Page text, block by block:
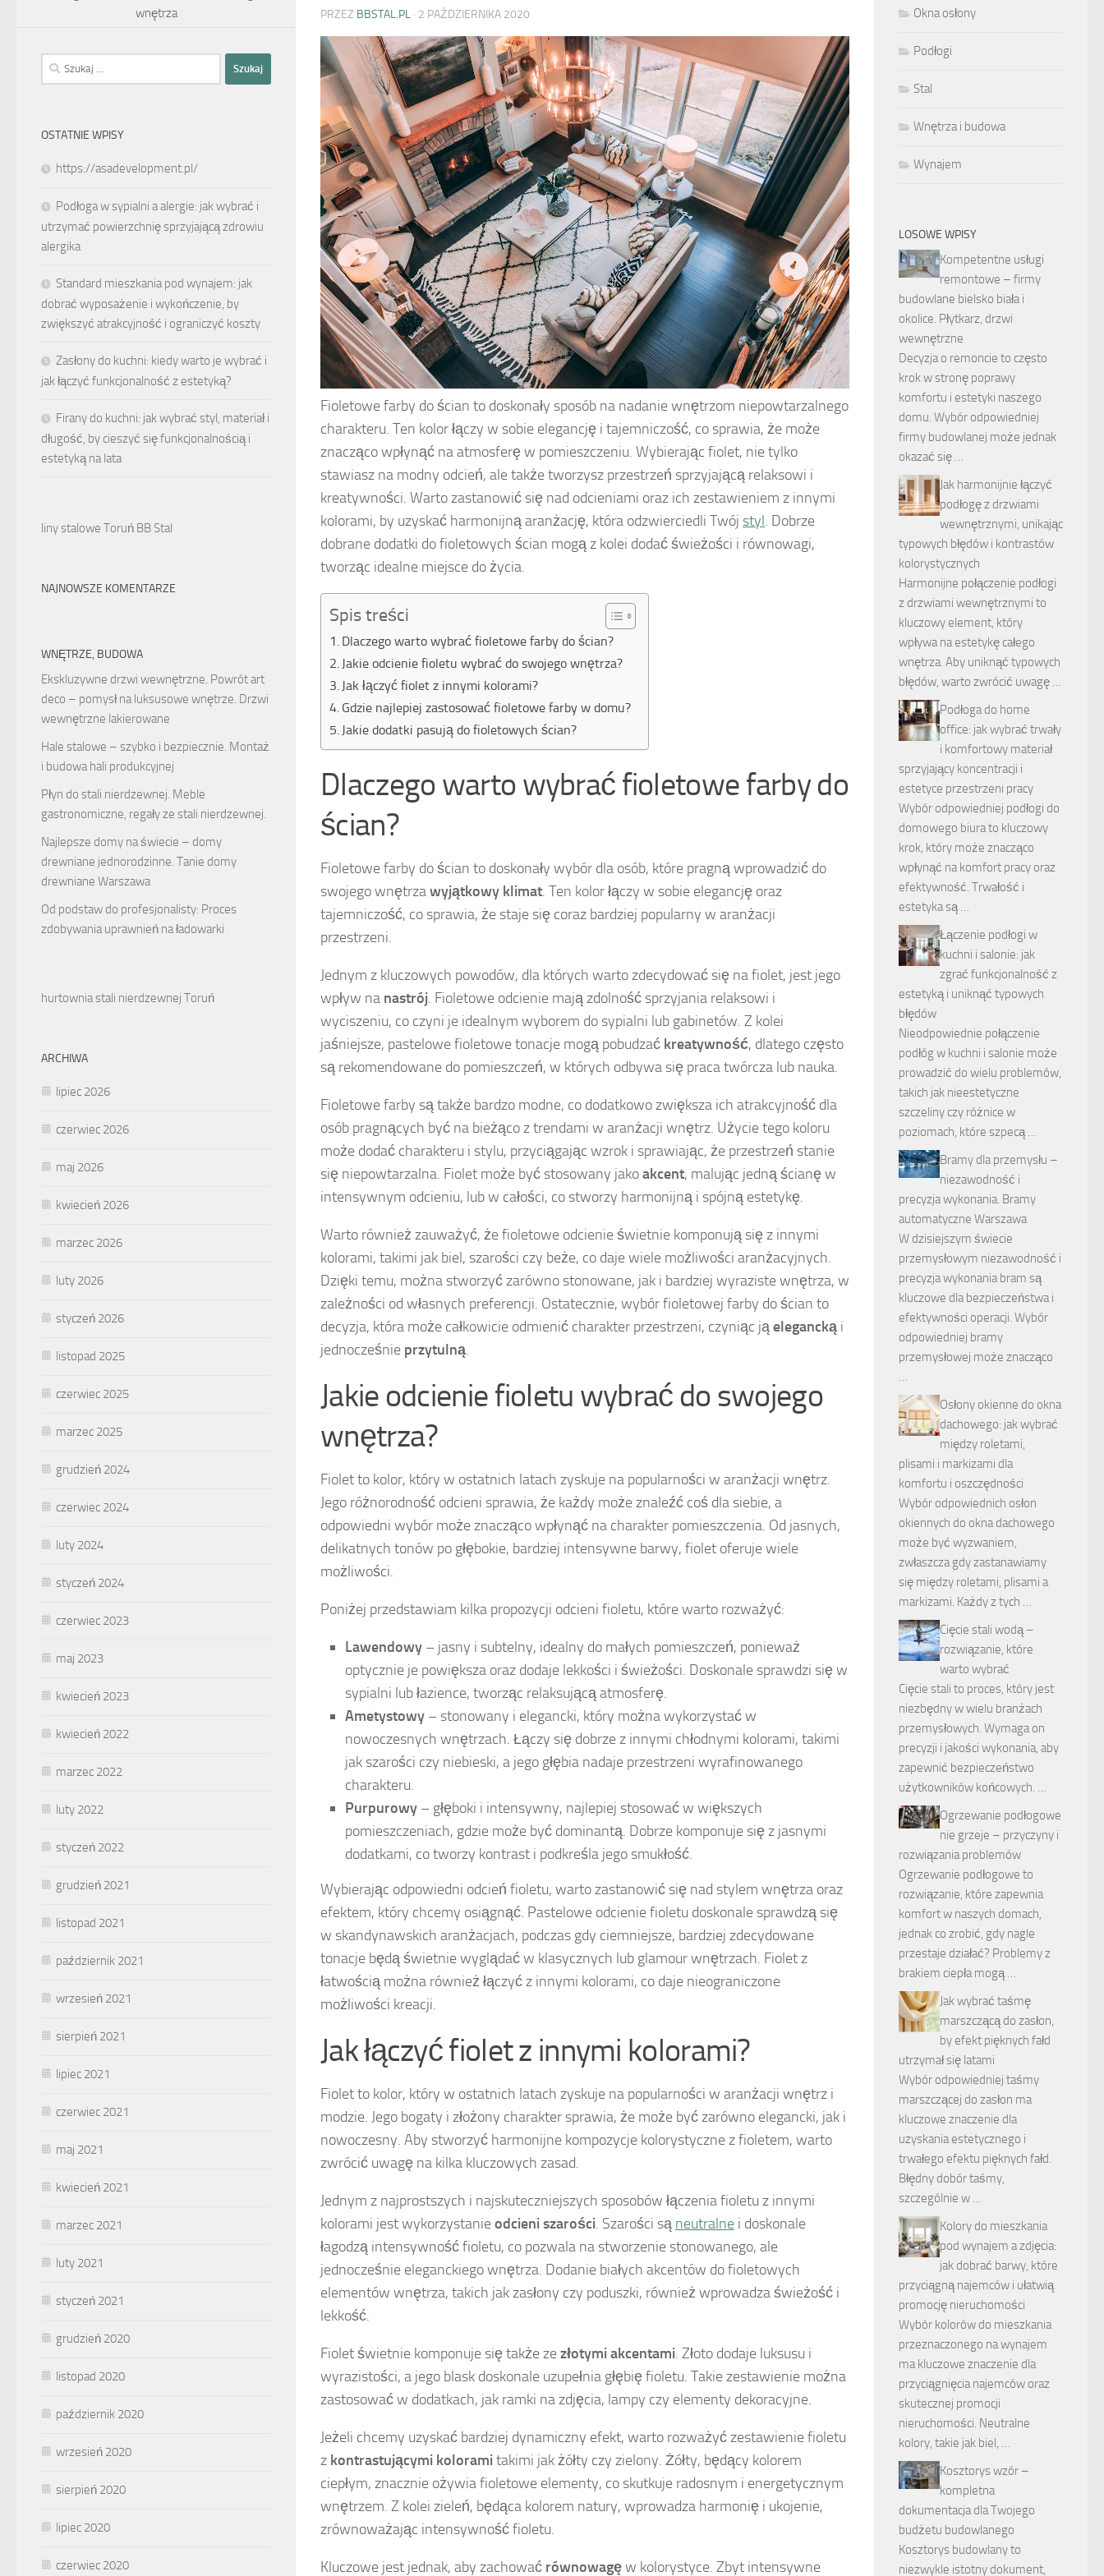
PRZEZ BBSTAL.PL · 2 PAŹDZIERNIKA 2020
Fioletowe farby do ścian to doskonały sposób na nadanie wnętrzom niepowtarzalnego
charakteru. Ten kolor łączy w sobie elegancję i tajemniczość, co sprawia, że może
znacząco wpłynąć na atmosferę w pomieszczeniu. Wybierając fiolet, nie tylko
stawiasz na modny odcień, ale także tworzysz przestrzeń sprzyjającą relaksowi i
kreatywności. Warto zastanowić się nad odcieniami oraz ich zestawieniem z innymi
kolorami, by uzyskać harmonijną aranżację, która odzwierciedli Twój styl. Dobrze
dobrane dodatki do fioletowych ścian mogą z kolei dodać świeżości i równowagi,
tworząc idealne miejsce do życia.
Spis treści
Dlaczego warto wybrać fioletowe farby do ścian?
Jakie odcienie fioletu wybrać do swojego wnętrza?
Jak łączyć fiolet z innymi kolorami?
Gdzie najlepiej zastosować fioletowe farby w domu?
Jakie dodatki pasują do fioletowych ścian?
Dlaczego warto wybrać fioletowe farby do
ścian?
Fioletowe farby do ścian to doskonały wybór dla osób, które pragną wprowadzić do
swojego wnętrzawyjątkowy klimat. Ten kolor łączy w sobie elegancję oraz
tajemniczość, co sprawia, że staje się coraz bardziej popularny w aranżacji
przestrzeni.
Jednym z kluczowych powodów, dla których warto zdecydować się na fiolet, jest jego
wpływ na nastrój. Fioletowe odcienie mają zdolność sprzyjania relaksowi i
wyciszeniu, co czyni je idealnym wyborem do sypialni lub gabinetów. Z kolei
jaśniejsze, pastelowe fioletowe tonacje mogą pobudzać kreatywność, dlatego często
są rekomendowane do pomieszczeń, w których odbywa się praca twórcza lub nauka.
Fioletowe farby są także bardzo modne, co dodatkowo zwiększa ich atrakcyjność dla
osób pragnących być na bieżąco z trendami w aranżacji wnętrz. Użycie tego koloru
może dodać charakteru i stylu, przyciągając wzrok i sprawiając, że przestrzeń stanie
się niepowtarzalna. Fiolet może być stosowany jakoakcent, malując jedną ścianę w
intensywnym odcieniu, lub w całości, co stworzy harmonijną i spójną estetykę.
Warto również zauważyć, że fioletowe odcienie świetnie komponują się z innymi
kolorami, takimi jak biel, szarości czy beże, co daje wiele możliwości aranżacyjnych.
Dzięki temu, można stworzyć zarówno stonowane, jak i bardziej wyraziste wnętrza, w
zależności od własnych preferencji. Ostatecznie, wybór fioletowej farby do ścian to
decyzja, która może całkowicie odmienić charakter przestrzeni, czyniąc jąelegancką i
jednocześnie przytulną.
Jakie odcienie fioletu wybrać do swojego
wnętrza?
Fiolet to kolor, który w ostatnich latach zyskuje na popularności w aranżacji wnętrz.
Jego różnorodność odcieni sprawia, że każdy może znaleźć coś dla siebie, a
odpowiedni wybór może znacząco wpłynąć na charakter pomieszczenia. Od jasnych,
delikatnych tonów po głębokie, bardziej intensywne barwy, fiolet oferuje wiele
możliwości.
Poniżej przedstawiam kilka propozycji odcieni fioletu, które warto rozważyć:
Lawendowy – jasny i subtelny, idealny do małych pomieszczeń, ponieważ
optycznie je powiększa oraz dodaje lekkości i świeżości. Doskonale sprawdzi się w
sypialni lub łazience, tworząc relaksującą atmosferę.
Ametystowy – stonowany i elegancki, który można wykorzystać w
nowoczesnych wnętrzach. Łączy się dobrze z innymi chłodnymi kolorami, takimi
jak szarości czy niebieski, a jego głębia nadaje przestrzeni wyrafinowanego
charakteru.
Purpurowy – głęboki i intensywny, najlepiej stosować w większych
pomieszczeniach, gdzie może być dominantą. Dobrze komponuje się z jasnymi
dodatkami, co tworzy kontrast i podkreśla jego smukłość.
Wybierając odpowiedni odcień fioletu, warto zastanowić się nad stylem wnętrza oraz
efektem, który chcemy osiągnąć. Pastelowe odcienie fioletu doskonale sprawdzą się
w skandynawskich aranżacjach, podczas gdy ciemniejsze, bardziej zdecydowane
tonacje będą świetnie wyglądać w klasycznych lub glamour wnętrzach. Fiolet z
łatwością można również łączyć z innymi kolorami, co daje nieograniczone
możliwości kreacji.
Jak łączyć fiolet z innymi kolorami?
Fiolet to kolor, który w ostatnich latach zyskuje na popularności w aranżacji wnętrz i
modzie. Jego bogaty i złożony charakter sprawia, że może być zarówno elegancki, jak i
nowoczesny. Aby stworzyć harmonijne kompozycje kolorystyczne z fioletem, warto
zwrócić uwagę na kilka kluczowych zasad.
Jednym z najprostszych i najskuteczniejszych sposobów łączenia fioletu z innymi
kolorami jest wykorzystanieodcieni szarości. Szarości są neutralne i doskonale
łagodzą intensywność fioletu, co pozwala na stworzenie stonowanego, ale
jednocześnie eleganckiego wnętrza. Dodanie białych akcentów do fioletowych
elementów wnętrza, takich jak zasłony czy poduszki, również wprowadza świeżość i
lekkość.
Fiolet świetnie komponuje się także zezłotymi akcentami. Złoto dodaje luksusu i
wyrazistości, a jego blask doskonale uzupełnia głębię fioletu. Takie zestawienie można
zastosować w dodatkach, jak ramki na zdjęcia, lampy czy elementy dekoracyjne.
Jeżeli chcemy uzyskać bardziej dynamiczny efekt, warto rozważyć zestawienie fioletu
z kontrastującymi kolorami takimi jak żółty czy zielony. Żółty, będący kolorem
ciepłym, znacznie ożywia fioletowe elementy, co skutkuje radosnym i energetycznym
wnętrzem. Z kolei zieleń, będąca kolorem natury, wprowadza harmonię i ukojenie,
zrównoważając intensywność fioletu.
Kluczowe jest jednak, aby zachować równowagęw kolorystyce. Zbyt intensywne
wnętrza
Szukaj:
OSTATNIE WPISY
https://asadevelopment.pl/
Podłoga w sypialni a alergie: jak wybrać i
utrzymać powierzchnię sprzyjającą zdrowiu
alergika
Standard mieszkania pod wynajem: jak
dobrać wyposażenie i wykończenie, by
zwiększyć atrakcyjność i ograniczyć koszty
Zasłony do kuchni: kiedy warto je wybrać i
jak łączyć funkcjonalność z estetyką?
Firany do kuchni: jak wybrać styl, materiał i
długość, by cieszyć się funkcjonalnością i
estetyką na lata
liny stalowe Toruń BB Stal
NAJNOWSZE KOMENTARZE
WNĘTRZE, BUDOWA
Ekskluzywne drzwi wewnętrzne. Powrót art
deco – pomysł na luksusowe wnętrze. Drzwi
wewnętrzne lakierowane
Hale stalowe – szybko i bezpiecznie. Montaż
i budowa hali produkcyjnej
Płyn do stali nierdzewnej. Meble
gastronomiczne, regały ze stali nierdzewnej.
Najlepsze domy na świecie – domy
drewniane jednorodzinne. Tanie domy
drewniane Warszawa
Od podstaw do profesjonalisty: Proces
zdobywania uprawnień na ładowarki
hurtownia stali nierdzewnej Toruń
ARCHIWA
lipiec 2026
czerwiec 2026
maj 2026
kwiecień 2026
marzec 2026
luty 2026
styczeń 2026
listopad 2025
czerwiec 2025
marzec 2025
grudzień 2024
czerwiec 2024
luty 2024
styczeń 2024
czerwiec 2023
maj 2023
kwiecień 2023
kwiecień 2022
marzec 2022
luty 2022
styczeń 2022
grudzień 2021
listopad 2021
październik 2021
wrzesień 2021
sierpień 2021
lipiec 2021
czerwiec 2021
maj 2021
kwiecień 2021
marzec 2021
luty 2021
styczeń 2021
grudzień 2020
listopad 2020
październik 2020
wrzesień 2020
sierpień 2020
lipiec 2020
czerwiec 2020
Okna osłony
Podłogi
Stal
Wnętrza i budowa
Wynajem
LOSOWE WPISY
Kompetentne usługi
remontowe – firmy
budowlane bielsko biała i
okolice. Płytkarz, drzwi
wewnętrzne
Decyzja o remoncie to często
krok w stronę poprawy
komfortu i estetyki naszego
domu. Wybór odpowiedniej
firmy budowlanej może jednak
okazać się …
Jak harmonijnie łączyć
podłogę z drzwiami
wewnętrznymi, unikając
typowych błędów i kontrastów
kolorystycznych
Harmonijne połączenie podłogi
z drzwiami wewnętrznymi to
kluczowy element, który
wpływa na estetykę całego
wnętrza. Aby uniknąć typowych
błędów, warto zwrócić uwagę …
Podłoga do home
office: jak wybrać trwały
i komfortowy materiał
sprzyjający koncentracji i
estetyce przestrzeni pracy
Wybór odpowiedniej podłogi do
domowego biura to kluczowy
krok, który może znacząco
wpłynąć na komfort pracy oraz
efektywność. Trwałość i
estetyka są …
Łączenie podłogi w
kuchni i salonie: jak
zgrać funkcjonalność z
estetyką i uniknąć typowych
błędów
Nieodpowiednie połączenie
podłóg w kuchni i salonie może
prowadzić do wielu problemów,
takich jak nieestetyczne
szczeliny czy różnice w
poziomach, które szpecą …
Bramy dla przemysłu –
niezawodność i
precyzja wykonania. Bramy
automatyczne Warszawa
W dzisiejszym świecie
przemysłowym niezawodność i
precyzja wykonania bram są
kluczowe dla bezpieczeństwa i
efektywności operacji. Wybór
odpowiedniej bramy
przemysłowej może znacząco
…
Osłony okienne do okna
dachowego: jak wybrać
między roletami,
plisami i markizami dla
komfortu i oszczędności
Wybór odpowiednich osłon
okiennych do okna dachowego
może być wyzwaniem,
zwłaszcza gdy zastanawiamy
się między roletami, plisami a
markizami. Każdy z tych …
Cięcie stali wodą –
rozwiązanie, które
warto wybrać
Cięcie stali to proces, który jest
niezbędny w wielu branżach
przemysłowych. Wymaga on
precyzji i jakości wykonania, aby
zapewnić bezpieczeństwo
użytkowników końcowych. …
Ogrzewanie podłogowe
nie grzeje – przyczyny i
rozwiązania problemów
Ogrzewanie podłogowe to
rozwiązanie, które zapewnia
komfort w naszych domach,
jednak co zrobić, gdy nagle
przestaje działać? Problemy z
brakiem ciepła mogą …
Jak wybrać taśmę
marszczącą do zasłon,
by efekt pięknych fałd
utrzymał się latami
Wybór odpowiedniej taśmy
marszczącej do zasłon ma
kluczowe znaczenie dla
uzyskania estetycznego i
trwałego efektu pięknych fałd.
Błędny dobór taśmy,
szczególnie w …
Kolory do mieszkania
pod wynajem a zdjęcia:
jak dobrać barwy, które
przyciągną najemców i ułatwią
promocję nieruchomości
Wybór kolorów do mieszkania
przeznaczonego na wynajem
ma kluczowe znaczenie dla
przyciągnięcia najemców oraz
skutecznej promocji
nieruchomości. Neutralne
kolory, takie jak biel, …
Kosztorys wzór –
kompletna
dokumentacja dla Twojego
budżetu budowlanego
Kosztorys budowlany to
niezwykle istotny dokument,